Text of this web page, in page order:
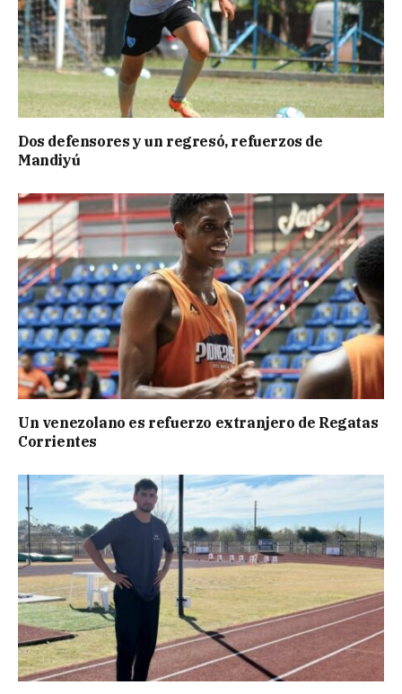
Dos defensores y un regresó, refuerzos de
Mandiyú
Un venezolano es refuerzo extranjero de Regatas
Corrientes